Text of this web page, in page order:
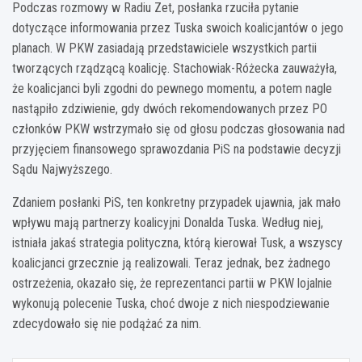
Podczas rozmowy w Radiu Zet, posłanka rzuciła pytanie
dotyczące informowania przez Tuska swoich koalicjantów o jego
planach. W PKW zasiadają przedstawiciele wszystkich partii
tworzących rządzącą koalicję. Stachowiak-Różecka zauważyła,
że koalicjanci byli zgodni do pewnego momentu, a potem nagle
nastąpiło zdziwienie, gdy dwóch rekomendowanych przez PO
członków PKW wstrzymało się od głosu podczas głosowania nad
przyjęciem finansowego sprawozdania PiS na podstawie decyzji
Sądu Najwyższego.
Zdaniem posłanki PiS, ten konkretny przypadek ujawnia, jak mało
wpływu mają partnerzy koalicyjni Donalda Tuska. Według niej,
istniała jakaś strategia polityczna, którą kierował Tusk, a wszyscy
koalicjanci grzecznie ją realizowali. Teraz jednak, bez żadnego
ostrzeżenia, okazało się, że reprezentanci partii w PKW lojalnie
wykonują polecenie Tuska, choć dwoje z nich niespodziewanie
zdecydowało się nie podążać za nim.